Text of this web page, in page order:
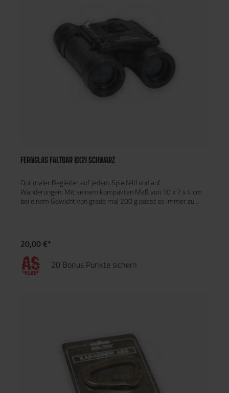
FERNGLAS FALTBAR 8X21 SCHWARZ
Optimaler Begleiter auf jedem Spielfeld und auf
Wanderungen. Mit seinem kompakten Maß von 10 x 7 x 4 cm
bei einem Gewicht von grade mal 200 g passt es immer zu
20,00 €*
20 Bonus Punkte sichern